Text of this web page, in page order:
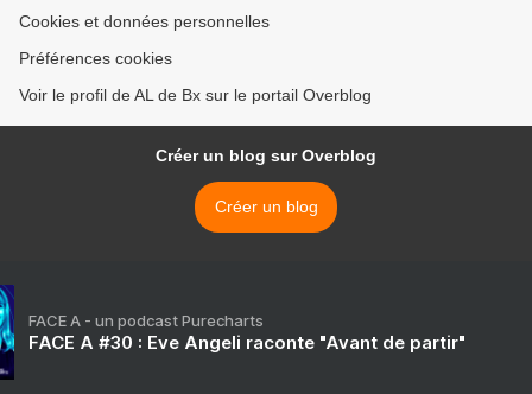
Cookies et données personnelles
Préférences cookies
Voir le profil de AL de Bx sur le portail Overblog
Créer un blog sur Overblog
Créer un blog
FACE A - un podcast Purecharts
FACE A #30 : Eve Angeli raconte "Avant de partir"